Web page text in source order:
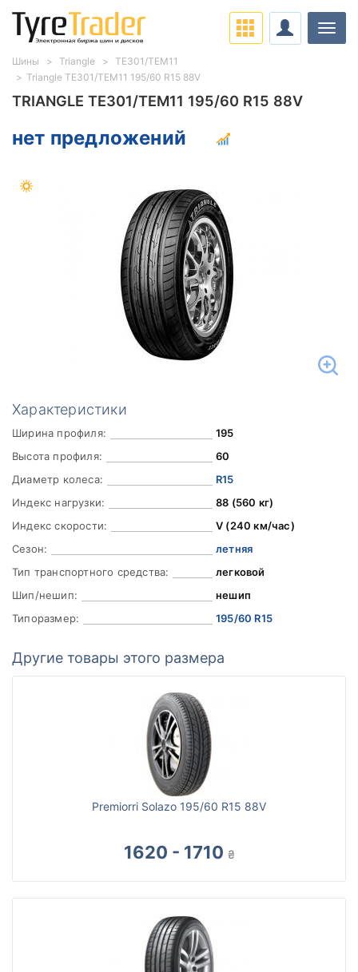
TRIANGLE TE301/TEM11 195/60 R15 88V
нет предложений
Характеристики
Ширина профиля:
195
Высота профиля:
60
Диаметр колеса:
R15
Индекс нагрузки:
88 (560 кг)
Индекс скорости:
V (240 км/час)
Сезон:
летняя
Тип транспортного средства:
легковой
Шип/нешип:
нешип
Типоразмер:
195/60 R15
Другие товары этого размера
Premiorri Solazo 195/60 R15 88V
1620 - 1710 ₴
Шины Triangle
TE301/TEM11
Triangle TE301/TEM11 195/60 R15 88V